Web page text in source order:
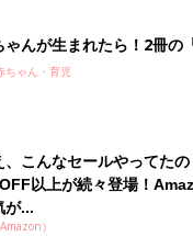
ゃんが生まれたら！2冊の
」
ちゃん・育児
、こんなセールやってた
以上が続々登場！
が...
）